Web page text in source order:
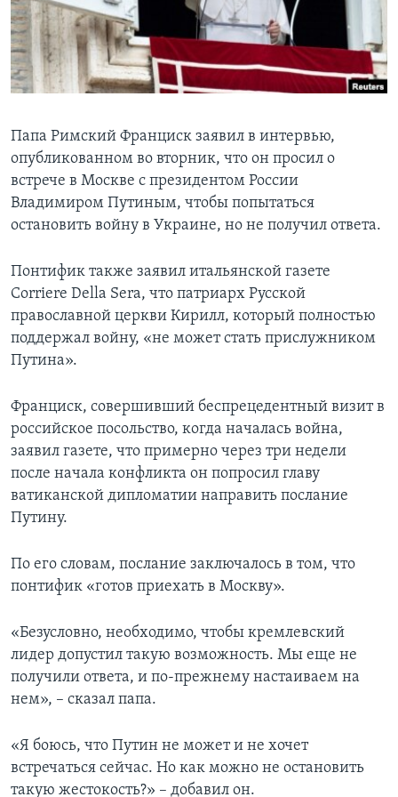
Learning English
СОЦИАЛЬНЫЕ СЕТИ
Языки
Папа Римский Франциск заявил в интервью,
опубликованном во вторник, что он просил о
встрече в Москве с президентом России
Владимиром Путиным, чтобы попытаться
остановить войну в Украине, но не получил ответа.
Понтифик также заявил итальянской газете
Corriere Della Sera, что патриарх Русской
православной церкви Кирилл, который полностью
поддержал войну, «не может стать прислужником
Путина».
Франциск, совершивший беспрецедентный визит в
российское посольство, когда началась война,
заявил газете, что примерно через три недели
после начала конфликта он попросил главу
ватиканской дипломатии направить послание
Путину.
По его словам, послание заключалось в том, что
понтифик «готов приехать в Москву».
«Безусловно, необходимо, чтобы кремлевский
лидер допустил такую возможность. Мы еще не
получили ответа, и по-прежнему настаиваем на
нем», – сказал папа.
«Я боюсь, что Путин не может и не хочет
встречаться сейчас. Но как можно не остановить
такую жестокость?» – добавил он.